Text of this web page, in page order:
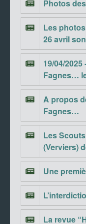
Photos
Les
26 avril
19/04/
Fagnes…
A propos
Fagnes…
Les
(Verviers)
Une
La revue